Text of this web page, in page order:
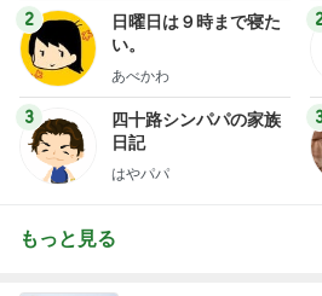
2
日曜日は９時まで寝た
い。
あべかわ
3
四十路シンパパの家族
日記
はやパパ
もっと見る